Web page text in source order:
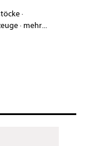
·
· mehr...